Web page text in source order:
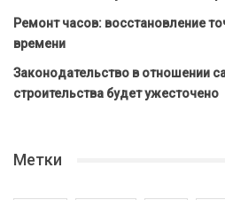
Ремонт часов: восстановление
времени
Законодательство в отношении
строительства будет ужесточено
Метки